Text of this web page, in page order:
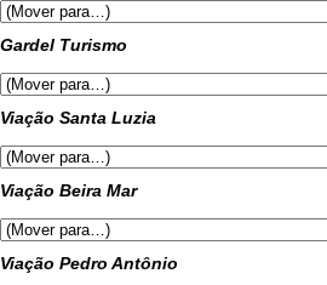
Gardel Turismo
Viação Santa Luzia
Viação Beira Mar
Viação Pedro Antônio